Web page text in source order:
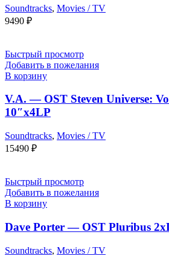
Soundtracks, Movies / TV
9490 ₽
Быстрый просмотр
Добавить в пожелания
В корзину
V.A. — OST Steven Universe:
10″x4LP
Soundtracks, Movies / TV
15490 ₽
Быстрый просмотр
Добавить в пожелания
В корзину
Dave Porter — OST Pluribus
Soundtracks, Movies / TV